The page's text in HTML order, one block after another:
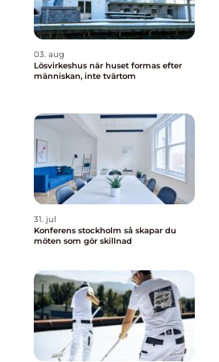
03. aug
Lösvirkeshus när huset formas efter
människan, inte tvärtom
31. jul
Konferens stockholm så skapar du
möten som gör skillnad